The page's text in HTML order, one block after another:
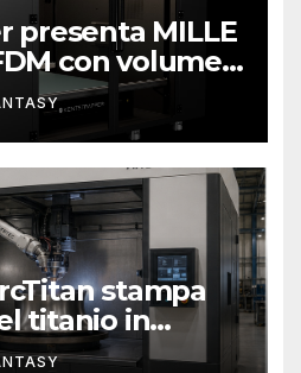
presenta MILLE
con volume
metro cubo
stampa
titanio in